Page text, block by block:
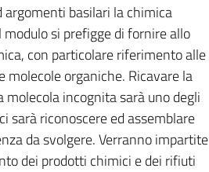
basilari la chimica
si prefigge di fornire allo
con particolare riferimento alle
molecole organiche. Ricavare la
incognita sarà uno degli
sarà riconoscere ed assemblare
da svolgere. Verranno impartite
dei prodotti chimici e dei rifiuti